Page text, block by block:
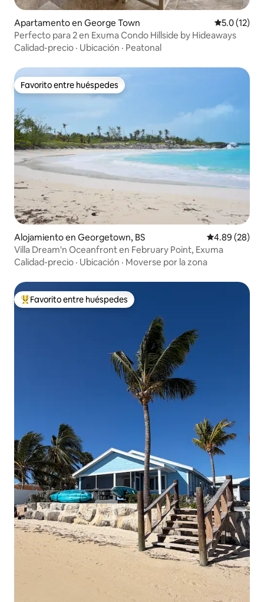
Apartamento en George Town Calificación
5.0 (12)
Perfecto para 2 en Exuma Condo Hillside by Hideaways
Calidad-precio · Ubicación · Peatonal
Favorito entre huéspedes
Favorito entre huéspedes
Alojamiento en Georgetown, BS Calificación
4.89 (28)
Villa Dream'n Oceanfront en February Point, Exuma
Calidad-precio · Ubicación · Moverse por la zona
Favorito entre huéspedes preferido
Favorito entre huéspedes